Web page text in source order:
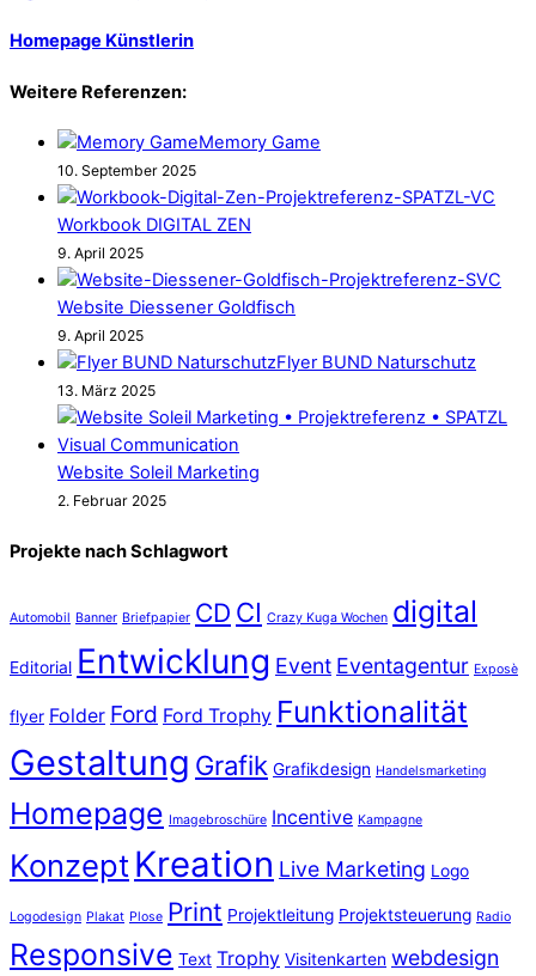
Homepage Künstlerin
Weitere Referenzen:
Memory Game
10. September 2025
Workbook DIGITAL ZEN
9. April 2025
Website Diessener Goldfisch
9. April 2025
Flyer BUND Naturschutz
13. März 2025
Website Soleil Marketing
2. Februar 2025
Projekte nach Schlagwort
Automobil Banner Briefpapier CD CI Crazy Kuga Wochen digital
Editorial Entwicklung Event Eventagentur Exposè
flyer Folder Ford Ford Trophy Funktionalität
Gestaltung Grafik Grafikdesign Handelsmarketing
Homepage Imagebroschüre Incentive Kampagne
Konzept Kreation Live Marketing Logo
Logodesign Plakat Plose Print Projektleitung Projektsteuerung Radio
Responsive Text Trophy Visitenkarten webdesign